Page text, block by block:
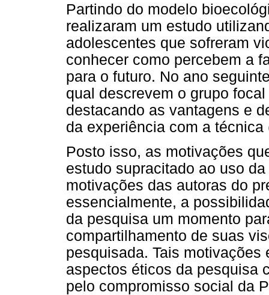
Partindo do modelo
realizaram um estudo
adolescentes que sofreram
conhecer como percebem a
para o futuro. No ano
qual descrevem o grupo
destacando as vantagens e
da experiência com a
Posto isso, as motivações
estudo supracitado ao uso
motivações das autoras do
essencialmente, a
da pesquisa um momento
compartilhamento de suas
pesquisada. Tais
aspectos éticos da pesquisa
pelo compromisso social da